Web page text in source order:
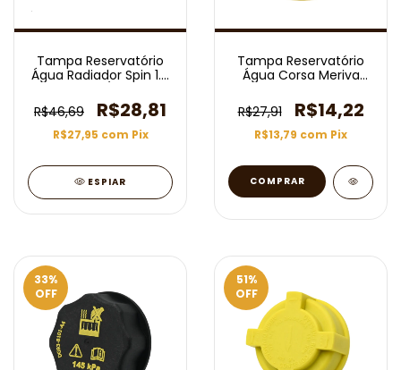
Tampa Reservatório
Água Radiador Spin 1.8
R$46,69
R$28,81
R$27,95 com Pix
ESPIAR
Tampa Reservatório
Água Corsa Meriva
R$27,91
R$14,22
R$13,79 com Pix
33%
OFF
51%
OFF